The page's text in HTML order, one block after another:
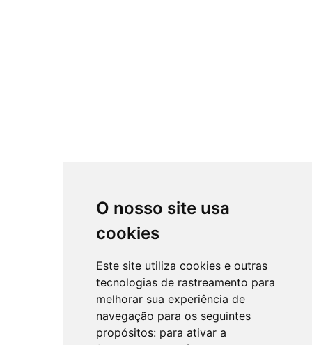
O nosso site usa
cookies
Este site utiliza cookies e outras
tecnologias de rastreamento para
melhorar sua experiência de
navegação para os seguintes
propósitos: para ativar a